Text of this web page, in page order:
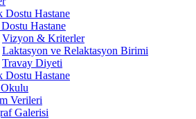
Dostu Hastane
Hastane
Vizyon & Kriterler
Laktasyon ve Relaktasyon Birimi
Travay Diyeti
Dostu Hastane
Verileri
Galerisi